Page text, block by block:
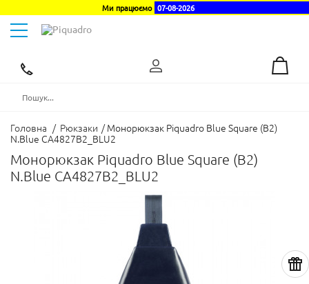
Ми працюємо 07-08-2026
Toggle
navigation
Головна / Рюкзаки / Монорюкзак Piquadro Blue Square (B2)
N.Blue CA4827B2_BLU2
Монорюкзак Piquadro Blue Square (B2)
N.Blue CA4827B2_BLU2